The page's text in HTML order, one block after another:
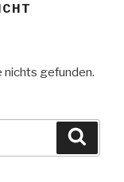
nichts gefunden.